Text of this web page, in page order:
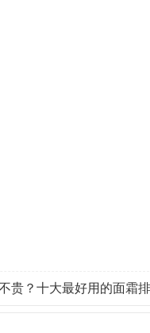
贵？十大最好用的面霜